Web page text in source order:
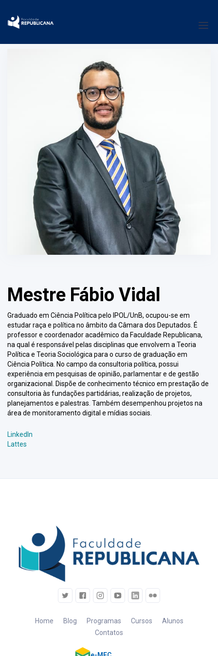
Mestre Fábio Vidal
Graduado em Ciência Política pelo IPOL/UnB, ocupou-se em
estudar raça e política no âmbito da Câmara dos Deputados. É
professor e coordenador acadêmico da Faculdade Republicana,
na qual é responsável pelas disciplinas que envolvem a Teoria
Política e Teoria Sociológica para o curso de graduação em
Ciência Política. No campo da consultoria política, possui
experiência em pesquisas de opinião, parlamentar e de gestão
organizacional. Dispõe de conhecimento técnico em prestação de
consultoria às fundações partidárias, realização de projetos,
planejamentos e palestras. Também desempenhou projetos na
área de monitoramento digital e mídias sociais.
LinkedIn
Lattes
Home Blog Programas Cursos
Alunos
Contatos